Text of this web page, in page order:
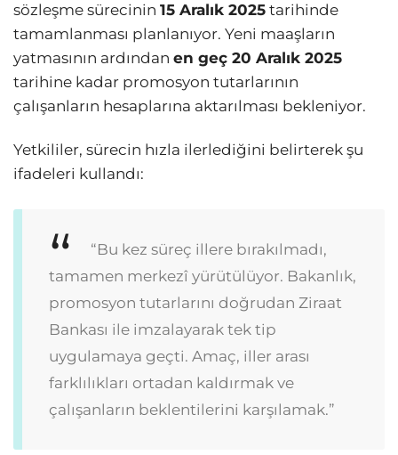
sözleşme sürecinin 15 Aralık 2025 tarihinde
tamamlanması planlanıyor. Yeni maaşların
yatmasının ardından en geç 20 Aralık 2025
tarihine kadar promosyon tutarlarının
çalışanların hesaplarına aktarılması bekleniyor.
Yetkililer, sürecin hızla ilerlediğini belirterek şu
ifadeleri kullandı:
“Bu kez süreç illere bırakılmadı,
tamamen merkezî yürütülüyor. Bakanlık,
promosyon tutarlarını doğrudan Ziraat
Bankası ile imzalayarak tek tip
uygulamaya geçti. Amaç, iller arası
farklılıkları ortadan kaldırmak ve
çalışanların beklentilerini karşılamak.”